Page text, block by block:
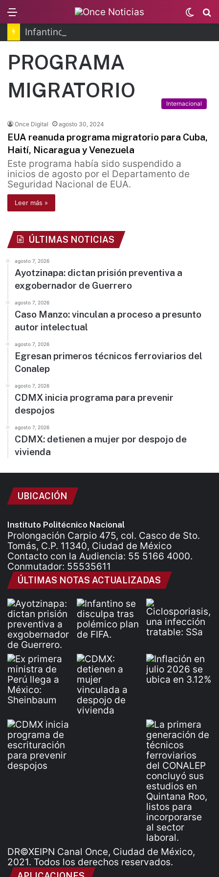
Switch
skin
PROGRAMA
MIGRATORIO
Internacional
Once Digital agosto 30, 2024
EUA reanuda programa migratorio para Cuba,
Haití, Nicaragua y Venezuela
Este programa había sido suspendido a
inicios de agosto por el Departamento de
Seguridad Nacional de EUA.
Leer más »
ÚLTIMAS NOTICIAS
agosto 7, 2026
Ayotzinapa: dictan prisión preventiva a
exgobernador de Guerrero
agosto 7, 2026
Caso Manzo: vinculan a proceso a presunto
autor intelectual
agosto 7, 2026
Egresan primeros técnicos ferroviarios del
Conalep
agosto 7, 2026
CDMX inicia programa para prevenir
despojos
agosto 7, 2026
CDMX: detienen a mujer por despojo de
vivienda
UBICACIÓN
Instituto Politécnico Nacional
Prolongación Carpio 475, col. Casco de Sto.
Tomás, C.P. 11340, Ciudad de México
Contacto con la Audiencia: 55 5166 4000.
Conmutador: 55535611
ÚLTIMAS NOTAS ACTUALIZADAS
DR©XEIPN Canal Once, Ciudad de México,
2021. Todos los derechos reservados.